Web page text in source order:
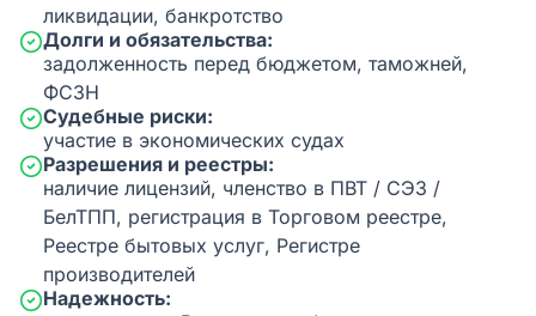
ликвидации, банкротство
Долги и обязательства:
задолженность перед бюджетом, таможней,
ФСЗН
Судебные риски:
участие в экономических судах
Разрешения и реестры:
наличие лицензий, членство в ПВТ / СЭЗ /
БелТПП, регистрация в Торговом реестре,
Реестре бытовых услуг, Регистре
производителей
Надежность: